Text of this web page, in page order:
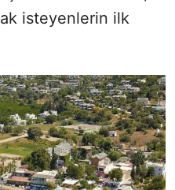
isteyenlerin ilk